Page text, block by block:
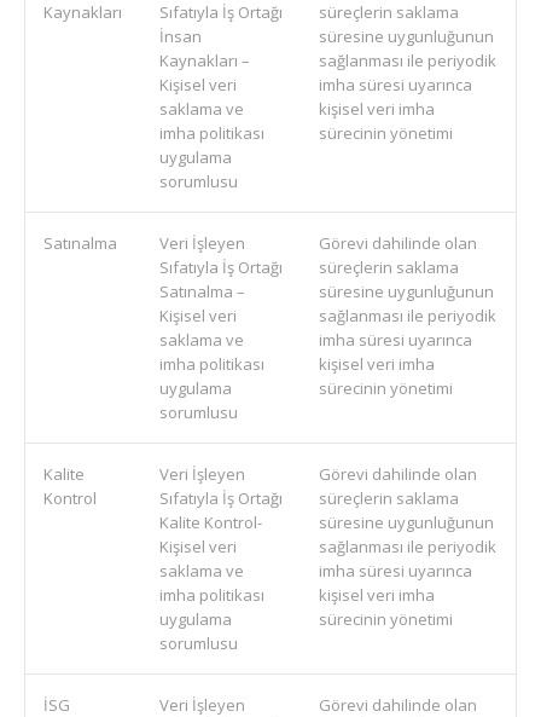
Kaynakları
Sıfatıyla İş Ortağı
İnsan
Kaynakları –
Kişisel veri
saklama ve
imha politikası
uygulama
sorumlusu
süreçlerin saklama
süresine uygunluğunun
sağlanması ile periyodik
imha süresi uyarınca
kişisel veri imha
sürecinin yönetimi
Satınalma
Veri İşleyen
Sıfatıyla İş Ortağı
Satınalma –
Kişisel veri
saklama ve
imha politikası
uygulama
sorumlusu
Görevi dahilinde olan
süreçlerin saklama
süresine uygunluğunun
sağlanması ile periyodik
imha süresi uyarınca
kişisel veri imha
sürecinin yönetimi
Kalite
Kontrol
Veri İşleyen
Sıfatıyla İş Ortağı
Kalite Kontrol-
Kişisel veri
saklama ve
imha politikası
uygulama
sorumlusu
Görevi dahilinde olan
süreçlerin saklama
süresine uygunluğunun
sağlanması ile periyodik
imha süresi uyarınca
kişisel veri imha
sürecinin yönetimi
İSG
Veri İşleyen
Görevi dahilinde olan